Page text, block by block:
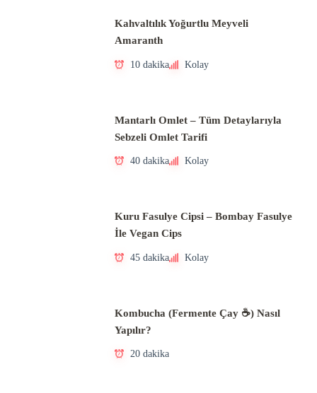
Kahvaltılık Yoğurtlu Meyveli
Amaranth
10 dakika Kolay
Mantarlı Omlet – Tüm Detaylarıyla
Sebzeli Omlet Tarifi
40 dakika Kolay
Kuru Fasulye Cipsi – Bombay Fasulye
İle Vegan Cips
45 dakika Kolay
Kombucha (Fermente Çay ☕) Nasıl
Yapılır?
20 dakika